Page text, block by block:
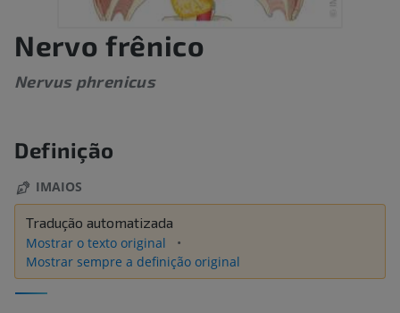
Nervo frênico
Nervus phrenicus
Definição
IMAIOS
Tradução automatizada
Mostrar o texto original
Mostrar sempre a definição original